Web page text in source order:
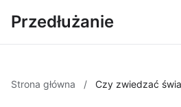
Przedłużanie
Strona główna / Czy zwiedzać